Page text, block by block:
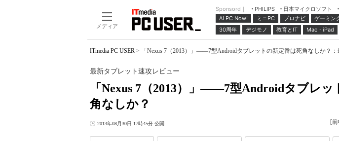
メディア
Sponsord｜ PHILIPS 日本マイクロソフト
AI PC Now!
ミニPC プロナビ ゲーミン
30周年
デジモノ 教育とIT Mac・iPad
ITmedia PC USER > 「Nexus 7（2013）」――7型Androidタブレットの新定番は死角なしか？
「Nexus 7（2013）」――7型Androidタブレッ
角なしか？
最新タブレット速攻レビュー
2013年08月30日 17時45分 公開 [